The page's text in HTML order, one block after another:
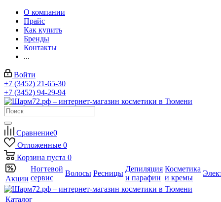
О компании
Прайс
Как купить
Бренды
Контакты
...
Войти
+7 (3452) 21-65-30
+7 (3452) 94-29-94
Сравнение0
Отложенные 0
Корзина пуста 0
Акции
Ногтевой
сервис
Волосы Ресницы
Депиляция
и парафин
Косметика
и кремы
Каталог